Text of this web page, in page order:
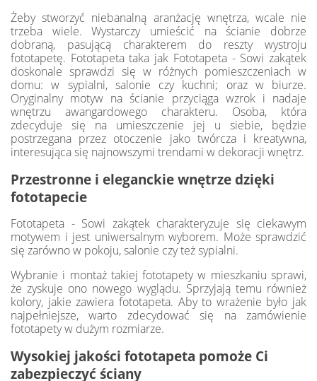
Żeby stworzyć niebanalną aranżację wnętrza, wcale nie
trzeba wiele. Wystarczy umieścić na ścianie dobrze
dobraną, pasującą charakterem do reszty wystroju
fototapetę. Fototapeta taka jak Fototapeta - Sowi zakątek
doskonale sprawdzi się w różnych pomieszczeniach w
domu: w sypialni, salonie czy kuchni; oraz w biurze.
Oryginalny motyw na ścianie przyciąga wzrok i nadaje
wnętrzu awangardowego charakteru. Osoba, która
zdecyduje się na umieszczenie jej u siebie, będzie
postrzegana przez otoczenie jako twórcza i kreatywna,
interesująca się najnowszymi trendami w dekoracji wnętrz.
Przestronne i eleganckie wnętrze dzięki
fototapecie
Fototapeta - Sowi zakątek charakteryzuje się ciekawym
motywem i jest uniwersalnym wyborem. Może sprawdzić
się zarówno w pokoju, salonie czy też sypialni.
Wybranie i montaż takiej fototapety w mieszkaniu sprawi,
że zyskuje ono nowego wyglądu. Sprzyjają temu również
kolory, jakie zawiera fototapeta. Aby to wrażenie było jak
najpełniejsze, warto zdecydować się na zamówienie
fototapety w dużym rozmiarze.
Wysokiej jakości fototapeta pomoże Ci
zabezpieczyć ściany